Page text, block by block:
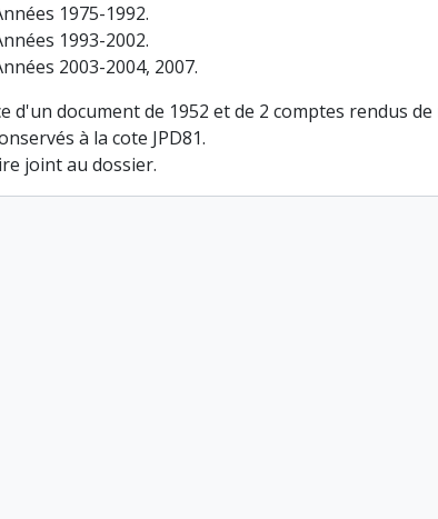
1975-1992.
1993-2002.
2003-2004, 2007.
d'un document de 1952 et de 2 comptes rendus
à la cote JPD81.
joint au dossier.